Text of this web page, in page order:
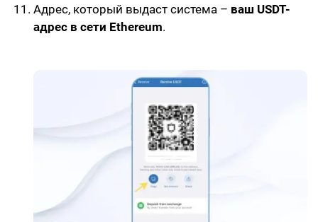
Адрес, который выдаст система – ваш USDT-
адрес в сети Ethereum.